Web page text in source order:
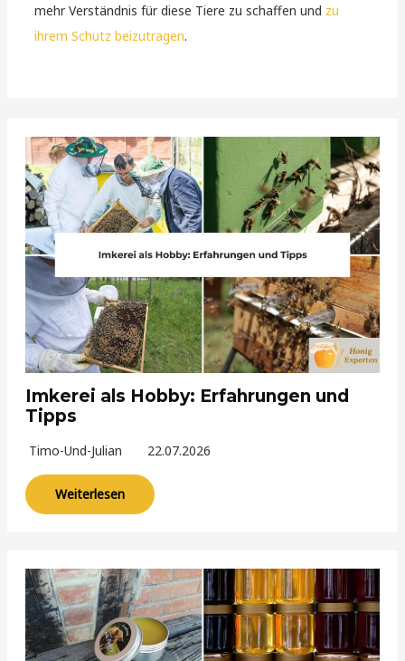
mehr Verständnis für diese Tiere zu schaffen und zu
ihrem Schutz beizutragen.
Imkerei als Hobby: Erfahrungen und
Tipps
Timo-Und-Julian 22.07.2026
Weiterlesen